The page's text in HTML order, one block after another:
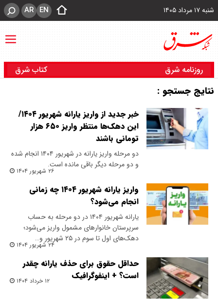
شنبه ۱۷ مرداد ۱۴۰۵ EN
AR
روزنامه شرق کتاب شرق
نتایج جستجو :
خبر جدید از واریز یارانه شهریور ۱۴۰۴/
این دهک‌ها منتظر واریز ۶۵۰ هزار
تومانی باشند
دو مرحله واریز یارانه در شهریور ۱۴۰۴ انجام شده
و دو مرحله دیگر باقی مانده است.
۲۶ شهریور ۱۴۰۴
واریز یارانه شهریور ۱۴۰۴ چه زمانی
انجام می‌شود؟
یارانه شهریور ۱۴۰۴ در دو مرحله به حساب
سرپرستان خانوارهای مشمول واریز می‌شود؛
دهک‌های اول تا سوم در ۲۵ شهریور و…
۲۴ شهریور ۱۴۰۴
حداقل حقوق برای حذف یارانه چقدر
است؟ + اینفوگرافیک
۱۲ خرداد ۱۴۰۴